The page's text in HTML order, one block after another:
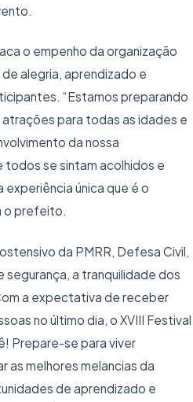
o empenho da organização
alegria, aprendizado e
“Estamos preparando
para todas as idades e
da nossa
todos se sintam acolhidos e
única que é o
o prefeito.
da PMRR, Defesa Civil,
segurança, a tranquilidade dos
a expectativa de receber
no último dia, o XVIII Festival
Prepare-se para viver
as melhores melancias da
de aprendizado e